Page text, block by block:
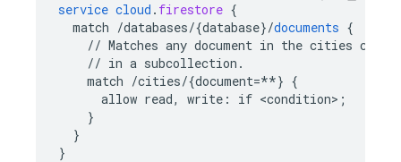
service cloud . firestore {
match /databases/{database}/documents {
// Matches any document in the cities
// in a subcollection.
match /cities/{document=**} {
allow read, write : if <condition> ;
}
}
}